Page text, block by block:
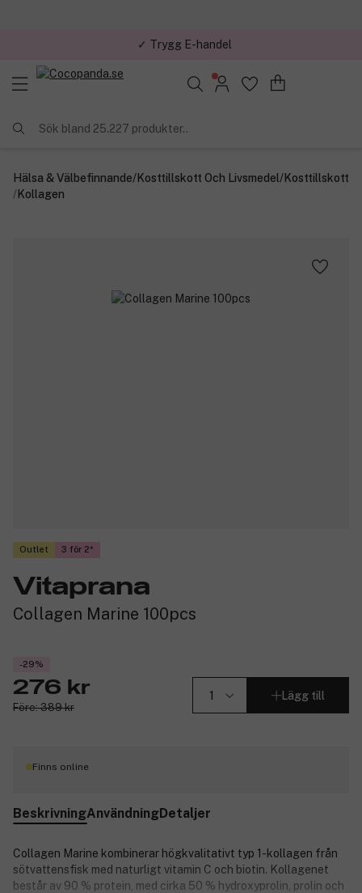
✓ Trygg E-handel
Sök bland 25.227 produkter..
Hälsa & Välbefinnande/Kosttillskott Och Livsmedel/Kosttillskott
/Kollagen
Outlet 3 för 2
Vitaprana
Collagen Marine 100pcs
-29%
276 kr
Före: 389 kr
Lägg till
Finns online
BeskrivningAnvändningDetaljer
Collagen Marine kombinerar högkvalitativt typ 1-kollagen från
sötvattensfisk med naturligt vitamin C och biotin. Kollagenet
består av 90 % protein, med cirka 50 % hydroxyprolin, prolin och